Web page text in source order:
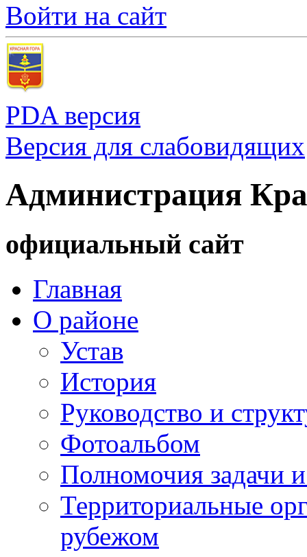
Войти на сайт
PDA версия
Версия для слабовидящих
Администрация
официальный сайт
Главная
О районе
Устав
История
Руководство и
Фотоальбом
Полномочия задачи
Территориальные
рубежом